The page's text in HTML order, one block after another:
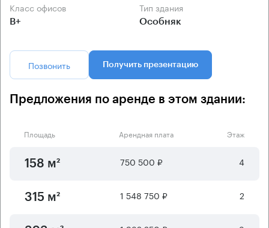
Класс офисов
B+
Тип здания
Особняк
Позвонить Получить презентацию
Предложения по аренде в этом здании:
Площадь Арендная плата Этаж
158 м² 750 500 ₽ 4
315 м² 1 548 750 ₽ 2